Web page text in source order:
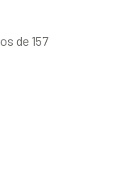
de 157